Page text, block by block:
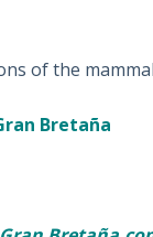
of the
Bretaña